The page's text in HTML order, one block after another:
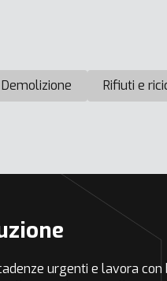
Demolizione Rifiuti e
urgenti e lavora